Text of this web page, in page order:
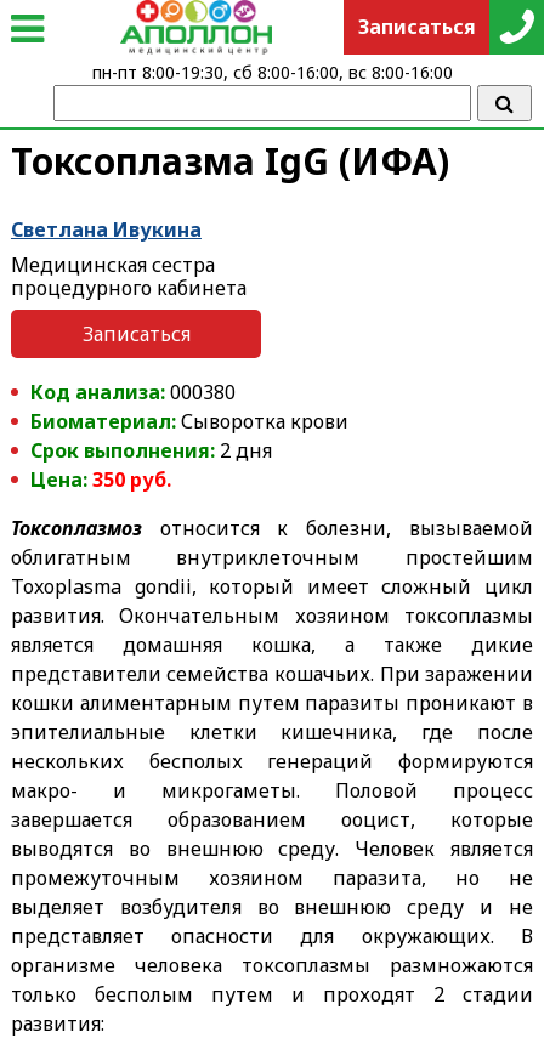
Токсоплазма IgG (ИФА)
Светлана Ивукина
Медицинская сестра
процедурного кабинета
Записаться
Код анализа:000380
Биоматериал:Сыворотка крови
Срок выполнения:2 дня
Цена:350 руб.
Токсоплазмозотносится к болезни, вызываемой
облигатным внутриклеточным простейшим
Toxoplasma gondii, который имеет сложный цикл
развития. Окончательным хозяином токсоплазмы
является домашняя кошка, а также дикие
представители семейства кошачьих. При заражении
кошки алиментарным путем паразиты проникают в
эпителиальные клетки кишечника, где после
нескольких бесполых генераций формируются
макро- и микрогаметы. Половой процесс
завершается образованием ооцист, которые
выводятся во внешнюю среду. Человек является
промежуточным хозяином паразита, но не
выделяет возбудителя во внешнюю среду и не
представляет опасности для окружающих. В
организме человека токсоплазмы размножаются
только бесполым путем и проходят 2 стадии
развития:
Записаться
пн-пт 8:00-19:30, сб 8:00-16:00, вс 8:00-16:00